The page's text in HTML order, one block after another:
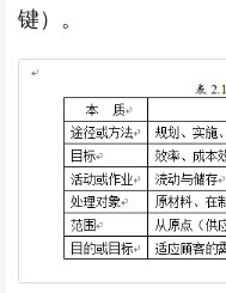
键）。